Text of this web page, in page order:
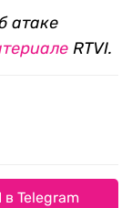
атаке
RTVI.
Telegram